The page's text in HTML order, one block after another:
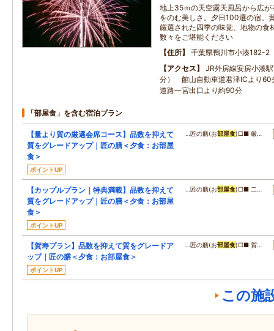
地上35ｍの天空露天風呂から広
をのむ美しさ。夕日100選の宿。
厳選された四季の味覚、地物の食
数々をご堪能ください
住所
千葉県鴨川市小湊182-2
アクセス
JR外房線安房小湊
分） 館山自動車道君津ICより
道路一宮出口より約90分
「部屋食」を含む宿泊プラン
【量より質の厳選会席コース】品数を抑えて
質をグレードアップ｜匠の膳＜夕食：お部屋
食＞
ポイントUP
…匠の膳(お部屋食)□■ 厳…
【カップルプラン｜特典満載】品数を抑えて
質をグレードアップ｜匠の膳＜夕食：お部屋
食＞
ポイントUP
…匠の膳(お部屋食)□■ 二…
【賀寿プラン】品数を抑えて質をグレードア
ップ｜匠の膳＜夕食：お部屋食＞
ポイントUP
…匠の膳(お部屋食)□■ 賀…
この施